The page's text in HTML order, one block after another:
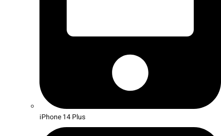
iPhone 14 Plus